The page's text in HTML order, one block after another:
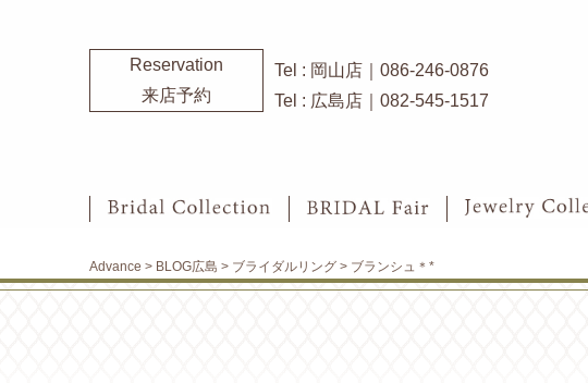
Reservation
来店予約
Tel : 岡山店｜086-246-0876
Tel : 広島店｜082-545-1517
Advance > BLOG広島 > ブライダルリング > ブランシュ＊*